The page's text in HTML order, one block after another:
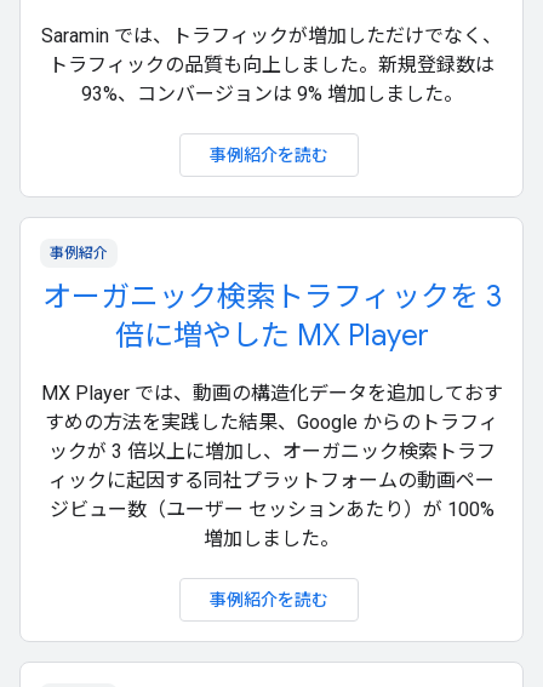
Saramin では、トラフィックが増加しただけでなく、
トラフィックの品質も向上しました。新規登録数は
93%、コンバージョンは 9% 増加しました。
事例紹介を読む
事例紹介
オーガニック検索トラフィックを 3
倍に増やした MX Player
MX Player では、動画の構造化データを追加しておす
すめの方法を実践した結果、Google からのトラフィ
ックが 3 倍以上に増加し、オーガニック検索トラフ
ィックに起因する同社プラットフォームの動画ペー
ジビュー数（ユーザー セッションあたり）が 100%
増加しました。
事例紹介を読む